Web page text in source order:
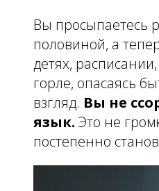
Вы просыпаетесь
половиной, а
детях,
горле, опасаясь
взгляд. Вы не
язык. Это не
постепенно